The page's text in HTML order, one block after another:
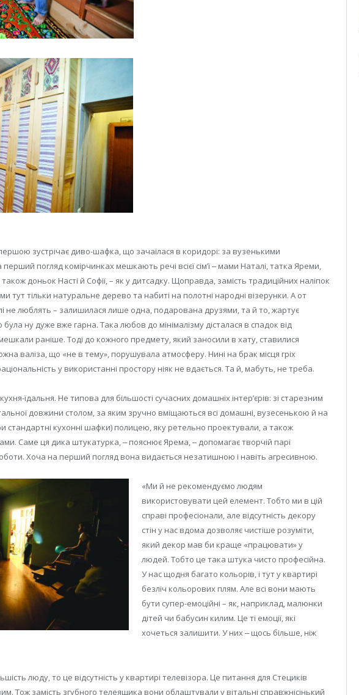
зустрічає диво-шафка, що зачаїлася в коридорі: за вузенькими
погляд комірчинках мешкають речі всієї сімʼї ‒ мами Наталі, татка Яреми,
доньок Насті й Софії, – як у дитсадку. Щоправда, замість традиційних наліпок
тут тільки натуральне дерево та набиті на полотні народні візерунки. А от
не люблять – залишилася лише одна, подарована друзями, та й то, жартує
ну дуже вже гарна. Така любов до мінімалізму дісталася в спадок від
раніше. Тоді до кожного предмету, який заносили в хату, ставилися
валіза, що «не в тему», порушувала атмосферу. Нині на брак місця гріх
у використанні простору ніяк не вдається. Та й, мабуть, не треба.
їдальня. Не типова для більшості сучасних домашніх інтерʼєрів: зі старезним
довжини столом, за яким зручно вміщаються всі домашні, вузесенькою й на
стандартні кухонні шафки) полицею, яку ретельно проектували, а також
Саме ця дика штукатурка, ‒ пояснює Ярема, ‒ допомагає творчій парі
Хоча на перший погляд вона видається незатишною і навіть агресивною.
«Ми й не рекомендуємо людям
використовувати цей елемент. Тобто ми в цій
справі професіонали, але відсутність декору
стін у нас вдома дозволяє чистіше розуміти,
який декор мав би краще «працювати» у
людей. Тобто це така штука чисто професійна.
У нас щодня багато кольорів, і тут у квартирі
безліч кольорових плям. Але всі вони мають
бути супер-емоційні – як, наприклад, малюнки
дітей чи бабусин килим. Це ті емоції, які
хочеться залишити. У них ‒ щось більше, ніж
люду, то це відсутність у квартирі телевізора. Це питання для Стециків
Тож замість згубного телеящика вони облаштували у вітальні справжнісінький